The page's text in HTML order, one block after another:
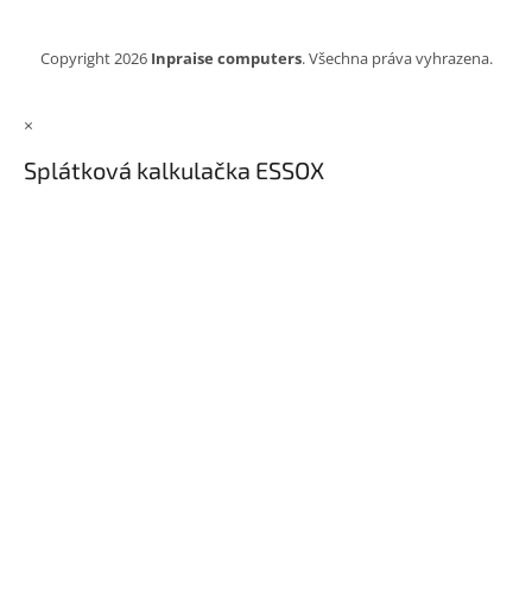
Copyright 2026 Inpraise computers. Všechna práva vyhrazena.
×
Splátková kalkulačka ESSOX